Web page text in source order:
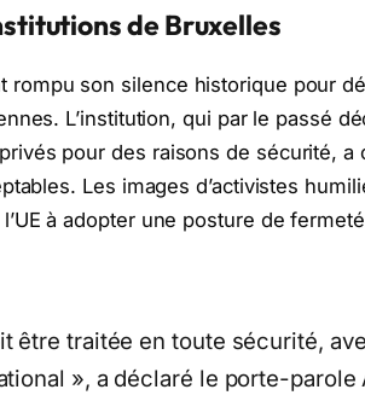
de Bruxelles
rompu son silence historique pour
L’institution, qui par le passé
pour des raisons de sécurité, a
Les images d’activistes
à adopter une posture de
être traitée en toute sécurité,
», a déclaré le porte-parole